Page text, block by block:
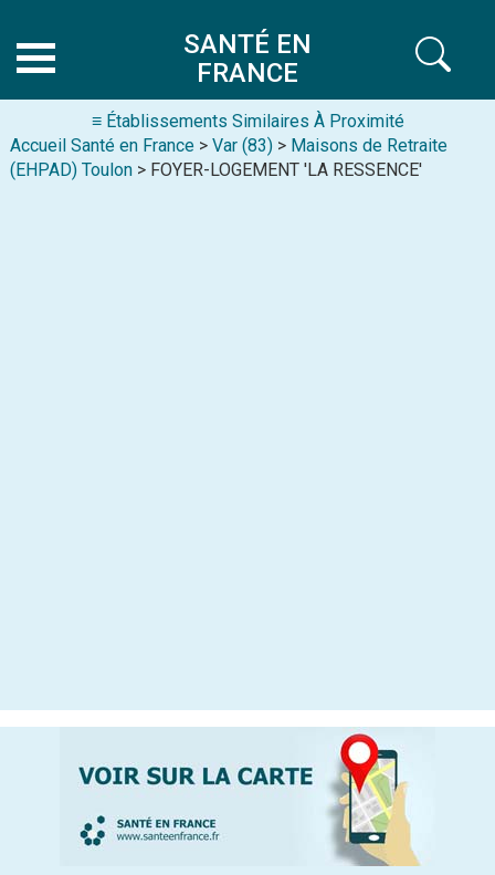
SANTÉ EN
FRANCE
≡ Établissements Similaires À Proximité
Accueil Santé en France > Var (83) > Maisons de Retraite
(EHPAD) Toulon > FOYER-LOGEMENT 'LA RESSENCE'